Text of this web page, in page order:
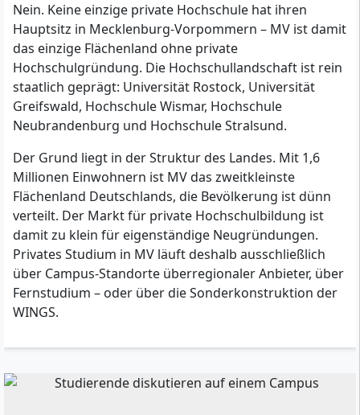
Nein. Keine einzige private Hochschule hat ihren
Hauptsitz in Mecklenburg-Vorpommern – MV ist damit
das einzige Flächenland ohne private
Hochschulgründung. Die Hochschullandschaft ist rein
staatlich geprägt: Universität Rostock, Universität
Greifswald, Hochschule Wismar, Hochschule
Neubrandenburg und Hochschule Stralsund.
Der Grund liegt in der Struktur des Landes. Mit 1,6
Millionen Einwohnern ist MV das zweitkleinste
Flächenland Deutschlands, die Bevölkerung ist dünn
verteilt. Der Markt für private Hochschulbildung ist
damit zu klein für eigenständige Neugründungen.
Privates Studium in MV läuft deshalb ausschließlich
über Campus-Standorte überregionaler Anbieter, über
Fernstudium – oder über die Sonderkonstruktion der
WINGS.